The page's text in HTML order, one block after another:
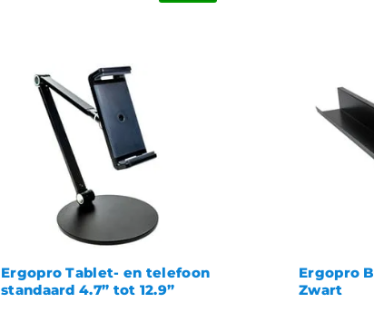
Ergopro Tablet- en telefoon
standaard 4.7” tot 12.9”
Ergopro
Zwart